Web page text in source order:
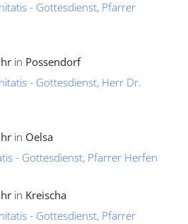
- Gottesdienst, Pfarrer
in Possendorf
- Gottesdienst, Herr Dr.
in Oelsa
- Gottesdienst, Pfarrer Herfen
in Kreischa
- Gottesdienst, Pfarrer